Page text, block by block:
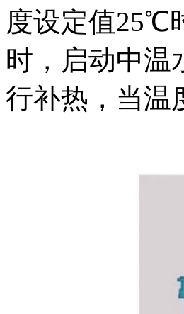
度设定值25℃
时，启动中温
行补热，当温